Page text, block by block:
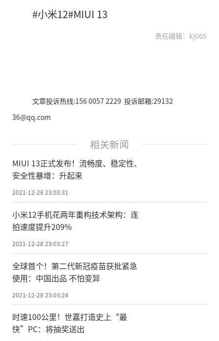
#小米12#MIUI 13
责任编辑：kj005
文章投诉热线:156 0057 2229 投诉邮箱:29132
36@qq.com
相关新闻
MIUI 13正式发布！流畅度、稳定性、
安全性暴增：升起来
2021-12-28 23:03:31
小米12手机花两年重构技术架构：连
拍速度提升209%
2021-12-28 23:03:27
全球首个！第二代新冠疫苗获批紧急
使用：中国出品 不怕变异
2021-12-28 23:03:24
时速100公里！世嘉打造史上“最
快”PC：将抽奖送出